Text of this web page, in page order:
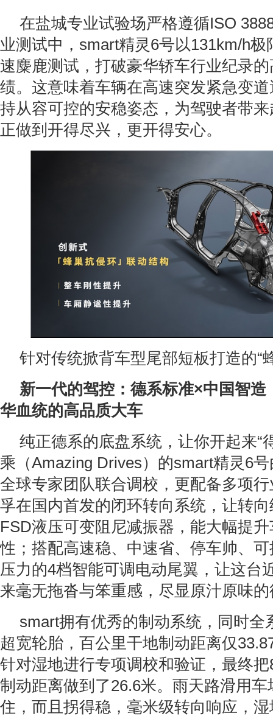
在盐城专业试验场严格遵循ISO
业测试中，smart精灵6号以131km/h极
速麋鹿测试，打破豪华轿车行业纪录
绩。这意味着车辆在高速突发紧急变
持从容可控的安稳姿态，为驾驶者带
正做到开得尽兴，更开得安心。
针对传统掀背车型尾部短板打造的“
新一代的驾控：德系标准×中国智造
华血统的高品质大车
纯正德系的底盘系统，让你开起来“
乘（Amazing Drives）的smart精灵6
全球专家团队联合调校，更配备多项
孚在国内首发的闭环转向系统，让转
FSD液压可变阻尼减振器，能大幅提
性；搭配高速稳、中速省、停车帅、
压力的4档智能可调电动尾翼，让这台
来毫无拖沓与笨重感，尽显原汁原味
smart拥有优秀的制动系统，同时全
超宽轮胎，百公里干地制动距离仅
针对湿地进行专项调校和验证，最终
制动距离做到了26.6米。雨天路滑用
住，而且拐得稳，毫米级转向响应，